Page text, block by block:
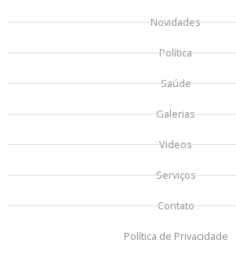
Novidades
Política
Saúde
Galerias
Videos
Serviços
Contato
Política de Privacidade